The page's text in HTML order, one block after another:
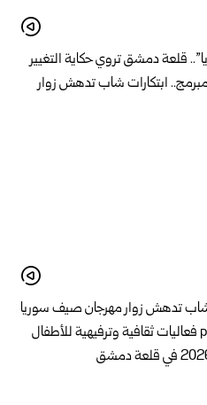
قلعة دمشق تروي حكاية التغيير
شاب تدهش زوار مهرجان صيف سوريا